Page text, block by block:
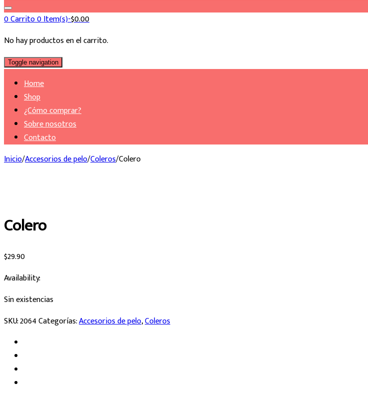
for:
0Carrito0 Item(s)-$0.00
No hay productos en el carrito.
Toggle navigation
Home
Shop
¿Cómo comprar?
Sobre nosotros
Contacto
Inicio/Accesorios de pelo/Coleros/Colero
Colero
$29.90
Availability:
Sin existencias
SKU:2064Categorías:Accesorios de pelo,Coleros